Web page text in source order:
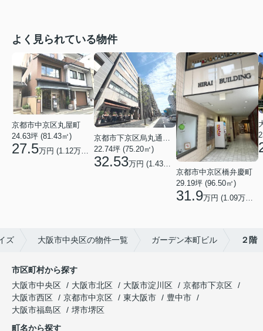
よく見られている物件
京都市中京区丸屋町
24.63坪 (81.43㎡)
27.5万円 (1.12万円/坪)
京都市下京区烏丸通五条上る五条烏丸町
22.74坪 (75.20㎡)
32.53万円 (1.43万円/坪)
京都市中京区橋弁慶町
29.19坪 (96.50㎡)
31.9万円 (1.09万円/坪)
ズ 大阪市中央区の物件一覧 ガーデン本町ビル ２階
市区町村から探す
大阪市中央区
大阪市北区 大阪市淀川区
京都市下京区
大阪市西区
京都市中京区 東大阪市
豊中市
大阪市福島区
堺市堺区
町名から探す